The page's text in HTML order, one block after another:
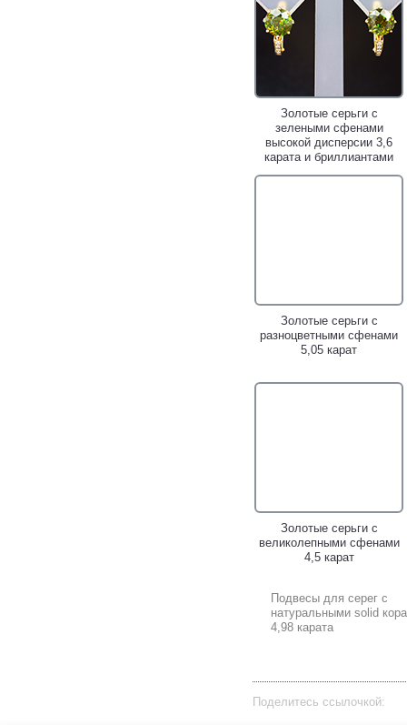
Золотые серьги с
зелеными сфенами
высокой дисперсии 3,6
карата и бриллиантами
Золотые серьги с
разноцветными сфенами
5,05 карат
Золотые серьги с
великолепными сфенами
4,5 карат
Подвесы для серег с
натуральными solid
4,98 карата
Поделитесь ссылочкой: